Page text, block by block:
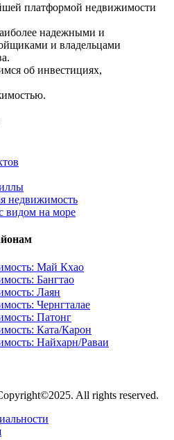
платформой недвижимости
надежными и
и владельцами
об инвестициях,
недвижимость
видом на море
Май Кхао
Бангтао
Лаян
Чернгталае
Патонг
Ката/Карон
Найхарн/Раваи
All rights reserved.